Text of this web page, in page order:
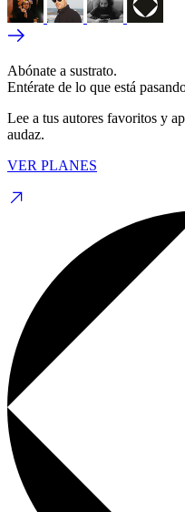
Abónate a sustrato.
Entérate de lo que está
Lee a tus autores favoritos y
audaz.
VER PLANES